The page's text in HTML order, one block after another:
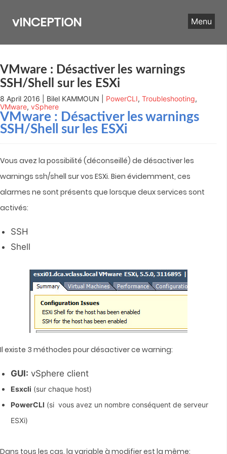
content
vINCEPTION Menu
VMware : Désactiver les warnings
SSH/Shell sur les ESXi
8 April 2016 | Bilel KAMMOUN | PowerCLI, Troubleshooting,
VMware, vSphere
VMware : Désactiver les warnings
SSH/Shell sur les ESXi
Vous avez la possibilité (déconseillé) de désactiver les
warnings ssh/shell sur vos ESXi. Bien évidemment, ces
alarmes ne sont présents que lorsque deux services sont
activés:
SSH
Shell
Il existe 3 méthodes pour désactiver ce warning:
GUI: vSphere client
Esxcli (sur chaque host)
PowerCLI (si vous avez un nombre conséquent de serveur
ESXi)
Dans tous les cas, la variable à modifier est la même: